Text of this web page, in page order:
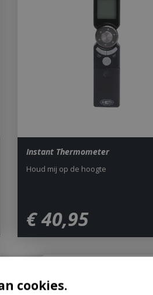
Instant Thermometer
€40,95
Houd mij op de hoogte
cookies.